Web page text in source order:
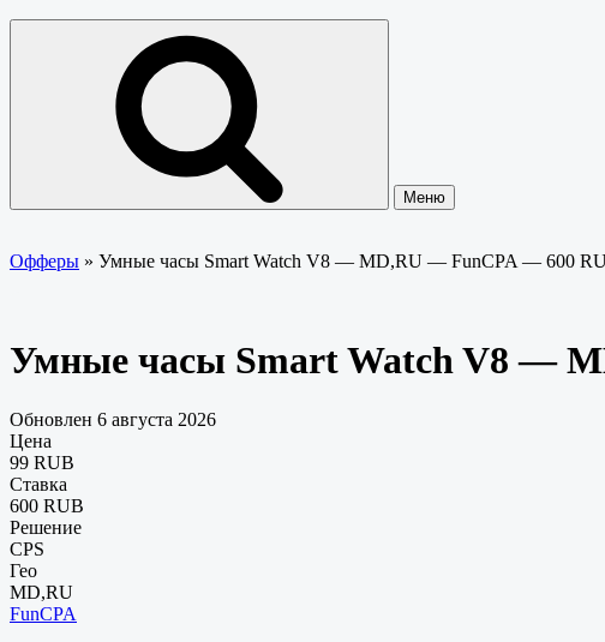
Меню
Офферы » Умные часы Smart Watch V8 — MD,RU — FunCPA — 600
Умные часы Smart Watch V8 —
Обновлен 6 августа 2026
Цена
99 RUB
Ставка
600 RUB
Решение
CPS
Гео
MD,RU
FunCPA